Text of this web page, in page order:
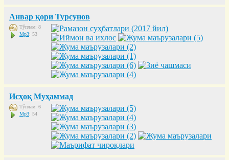
Анвар қори Турсунов
Тўплам: 8
Mp3: 53
Исҳоқ Муҳаммад
Тўплам: 6
Mp3: 54